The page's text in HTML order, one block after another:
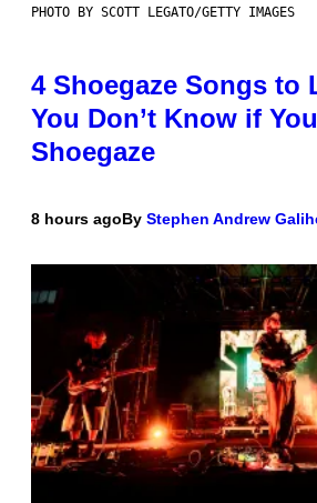
PHOTO BY SCOTT LEGATO/GETTY IMAGES
4 Shoegaze Songs to
You Don’t Know if
Shoegaze
8 hours agoBy Stephen Andrew